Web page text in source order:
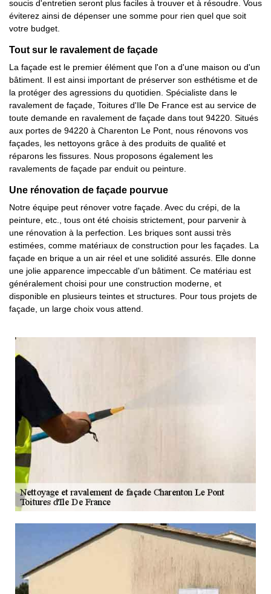
soucis d'entretien seront plus faciles à trouver et à résoudre. Vous
éviterez ainsi de dépenser une somme pour rien quel que soit
votre budget.
Tout sur le ravalement de façade
La façade est le premier élément que l'on a d'une maison ou d'un
bâtiment. Il est ainsi important de préserver son esthétisme et de
la protéger des agressions du quotidien. Spécialiste dans le
ravalement de façade, Toitures d'Ile De France est au service de
toute demande en ravalement de façade dans tout 94220. Situés
aux portes de 94220 à Charenton Le Pont, nous rénovons vos
façades, les nettoyons grâce à des produits de qualité et
réparons les fissures. Nous proposons également les
ravalements de façade par enduit ou peinture.
Une rénovation de façade pourvue
Notre équipe peut rénover votre façade. Avec du crépi, de la
peinture, etc., tous ont été choisis strictement, pour parvenir à
une rénovation à la perfection. Les briques sont aussi très
estimées, comme matériaux de construction pour les façades. La
façade en brique a un air réel et une solidité assurés. Elle donne
une jolie apparence impeccable d'un bâtiment. Ce matériau est
généralement choisi pour une construction moderne, et
disponible en plusieurs teintes et structures. Pour tous projets de
façade, un large choix vous attend.